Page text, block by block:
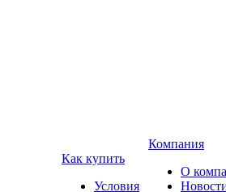
Как купить
Условия
Компания
О